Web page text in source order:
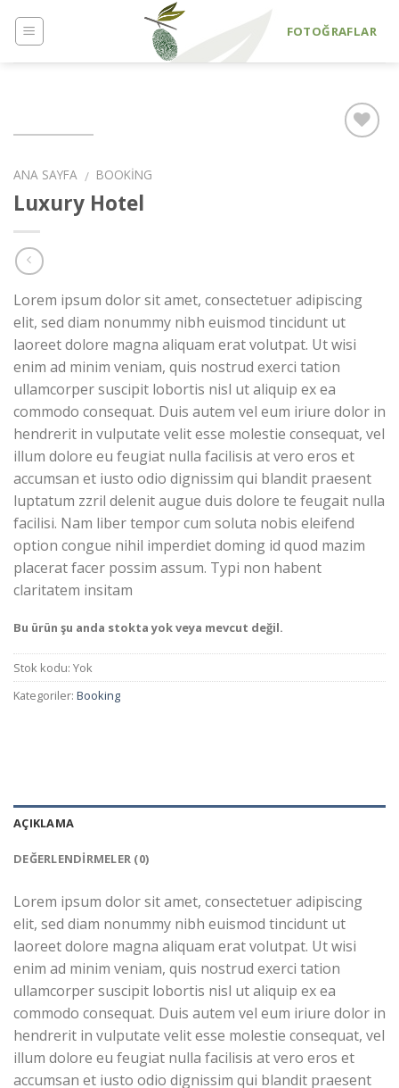
FOTOĞRAFLAR
ANA SAYFA / BOOKING
Luxury Hotel
Lorem ipsum dolor sit amet, consectetuer adipiscing
elit, sed diam nonummy nibh euismod tincidunt ut
laoreet dolore magna aliquam erat volutpat. Ut wisi
enim ad minim veniam, quis nostrud exerci tation
ullamcorper suscipit lobortis nisl ut aliquip ex ea
commodo consequat. Duis autem vel eum iriure dolor in
hendrerit in vulputate velit esse molestie consequat, vel
illum dolore eu feugiat nulla facilisis at vero eros et
accumsan et iusto odio dignissim qui blandit praesent
luptatum zzril delenit augue duis dolore te feugait nulla
facilisi. Nam liber tempor cum soluta nobis eleifend
option congue nihil imperdiet doming id quod mazim
placerat facer possim assum. Typi non habent
claritatem insitam
Bu ürün şu anda stokta yok veya mevcut değil.
Stok kodu: Yok
Kategoriler: Booking
AÇIKLAMA
DEĞERLENDIRMELER (0)
Lorem ipsum dolor sit amet, consectetuer adipiscing
elit, sed diam nonummy nibh euismod tincidunt ut
laoreet dolore magna aliquam erat volutpat. Ut wisi
enim ad minim veniam, quis nostrud exerci tation
ullamcorper suscipit lobortis nisl ut aliquip ex ea
commodo consequat. Duis autem vel eum iriure dolor in
hendrerit in vulputate velit esse molestie consequat, vel
illum dolore eu feugiat nulla facilisis at vero eros et
accumsan et iusto odio dignissim qui blandit praesent